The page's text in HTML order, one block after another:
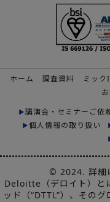
ホーム 調査資料 ミック
講演会・セミナーご依
個人情報の取り扱い
© 2024. 詳細
Deloitte（デロイト）と
ッド（“DTTL”）、その